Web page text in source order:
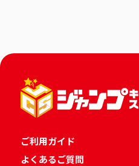
ご利用ガイド
よくあるご質問